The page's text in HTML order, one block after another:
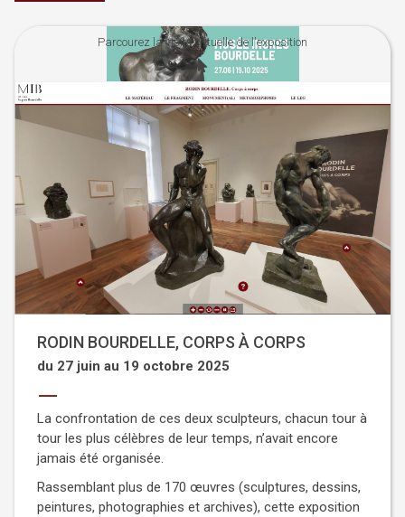
Parcourez la visite virtuelle de l'exposition
RODIN BOURDELLE, CORPS À CORPS
du 27 juin au 19 octobre 2025
La confrontation de ces deux sculpteurs, chacun tour à
tour les plus célèbres de leur temps, n’avait encore
jamais été organisée.
Rassemblant plus de 170 œuvres (sculptures, dessins,
peintures, photographies et archives), cette exposition